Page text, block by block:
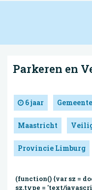
Parkeren en
6 jaar Gemeente
Maastricht
Provincie Limburg
(function() {var sz =
sz.type = 'text/